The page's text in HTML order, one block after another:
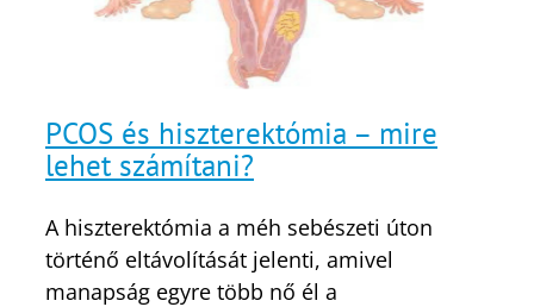
PCOS és hiszterektómia – mire
lehet számítani?
A hiszterektómia a méh sebészeti úton
történő eltávolítását jelenti, amivel
manapság egyre több nő él a